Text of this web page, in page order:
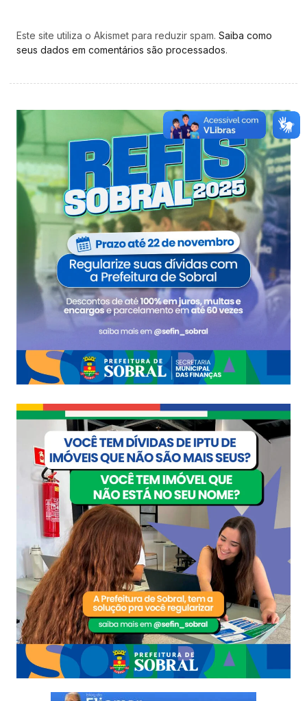
Este site utiliza o Akismet para reduzir spam. Saiba como
seus dados em comentários são processados.